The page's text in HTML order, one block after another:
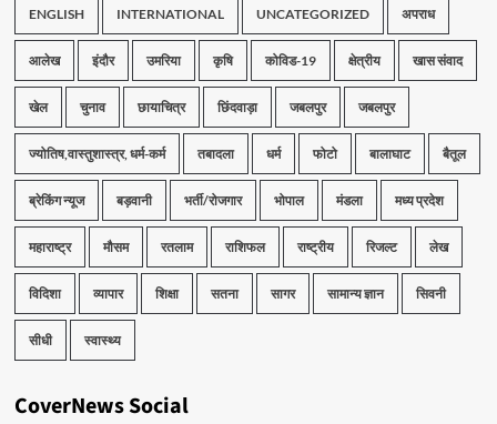
ENGLISH INTERNATIONAL UNCATEGORIZED अपराध
आलेख इंदौर उमरिया कृषि कोविड-19 क्षेत्रीय खास संवाद
खेल चुनाव छायाचित्र छिंदवाड़ा जबलपुर जबलपुर
ज्योतिष,वास्तुशास्त्र, धर्म-कर्म तबादला धर्म फोटो बालाघाट बैतूल
ब्रेकिंग न्यूज बड़वानी भर्ती/रोजगार भोपाल मंडला मध्य प्रदेश
महाराष्ट्र मौसम रतलाम राशिफल राष्ट्रीय रिजल्ट लेख
विदिशा व्यापार शिक्षा सतना सागर सामान्य ज्ञान सिवनी
सीधी स्वास्थ्य
CoverNews Social